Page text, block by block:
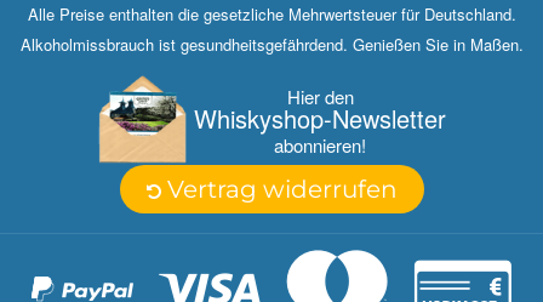
Alle Preise enthalten die gesetzliche Mehrwertsteuer für Deutschland.
Alkoholmissbrauch ist gesundheitsgefährdend. Genießen Sie in Maßen.
Hier den
Whisky­shop-Newsletter
abonnieren!
Vertrag widerrufen